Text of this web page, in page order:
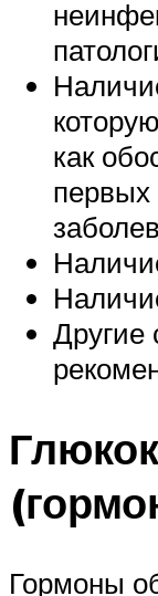
как
первых
Другие
Гормоны